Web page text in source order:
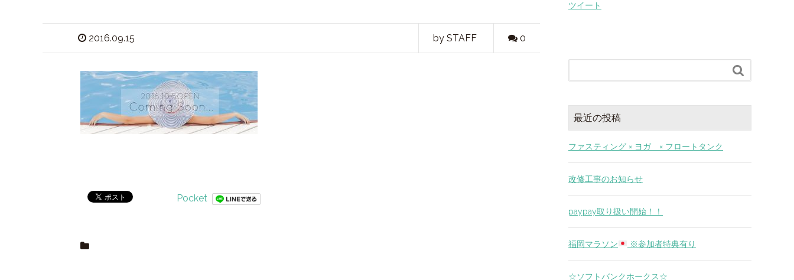
2016.09.15 by STAFF 0
Pocket
ツイート

最近の投稿
ファスティング × ヨガ × フロートタンク
改修工事のお知らせ
paypay取り扱い開始！！
福岡マラソン ※参加者特典有り
☆ソフトバンクホークス☆